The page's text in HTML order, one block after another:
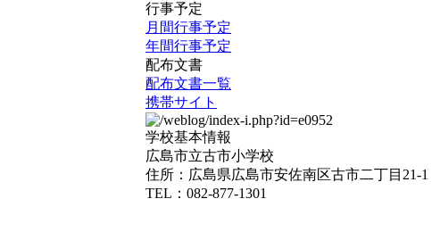
行事予定
月間行事予定
年間行事予定
配布文書
配布文書一覧
携帯サイト
学校基本情報
広島市立古市小学校
住所：広島県広島市安佐南区古市二丁目21-1
TEL：082-877-1301